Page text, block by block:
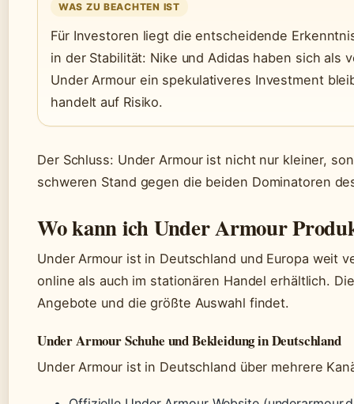
WAS ZU BEACHTEN IST
Für Investoren liegt die entscheidende
in der Stabilität: Nike und Adidas haben sich als
Under Armour ein spekulativeres Investment
handelt auf Risiko.
Der Schluss: Under Armour ist nicht nur kleiner,
schweren Stand gegen die beiden Dominatoren
Wo kann ich Under Armour
Under Armour ist in Deutschland und Europa weit
online als auch im stationären Handel erhältlich.
Angebote und die größte Auswahl findet.
Under Armour Schuhe und Bekleidung in Deutschland
Under Armour ist in Deutschland über mehrere